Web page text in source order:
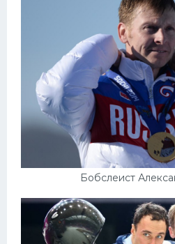
Бобслеист